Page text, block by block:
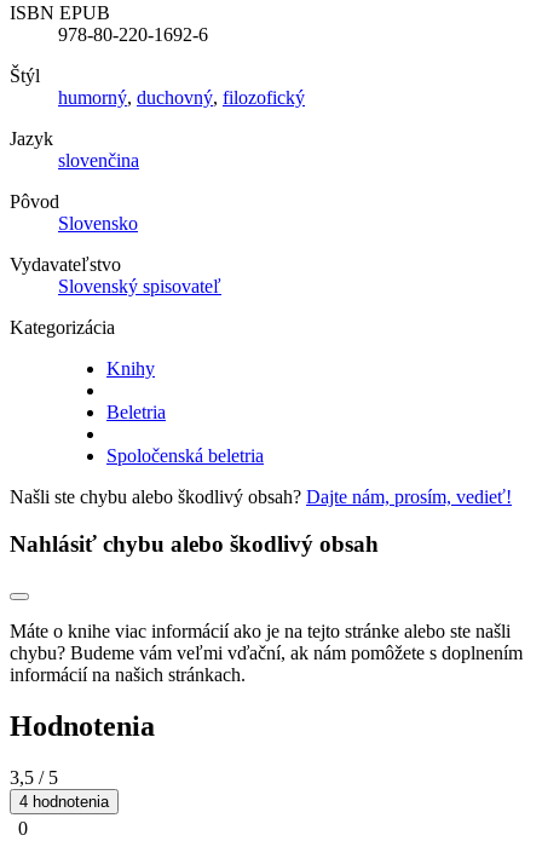
ISBN EPUB
978-80-220-1692-6
Štýl
humorný, duchovný, filozofický
Jazyk
slovenčina
Pôvod
Slovensko
Vydavateľstvo
Slovenský spisovateľ
Kategorizácia
Knihy
Beletria
Spoločenská beletria
Našli ste chybu alebo škodlivý obsah? Dajte nám, prosím, vedieť!
Nahlásiť chybu alebo škodlivý obsah
Máte o knihe viac informácií ako je na tejto stránke alebo ste našli
chybu? Budeme vám veľmi vďační, ak nám pomôžete s doplnením
informácií na našich stránkach.
Hodnotenia
3,5 / 5
4 hodnotenia
0